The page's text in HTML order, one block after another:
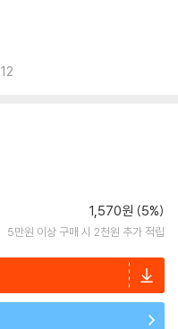
12
1,570원 (5%)
5만원 이상 구매 시 2천원 추가 적립